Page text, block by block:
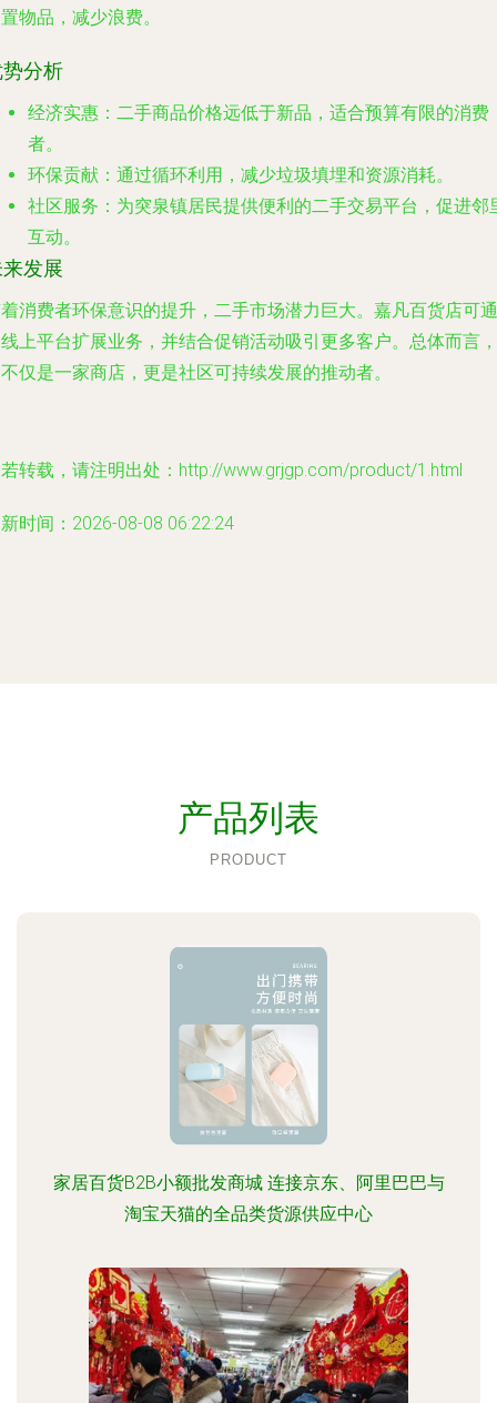
物品，减少浪费。
分析
经济实惠 ：二手商品价格远低于新品，适合预算有限的消费
者。
环保贡献 ：通过循环利用，减少垃圾填埋和资源消耗。
社区服务 ：为突泉镇居民提供便利的二手交易平台，促进邻
互动。
发展
消费者环保意识的提升，二手市场潜力巨大。嘉凡百货店可通
上平台扩展业务，并结合促销活动吸引更多客户。总体而言，
仅是一家商店，更是社区可持续发展的推动者。
转载，请注明出处：http://www.grjgp.com/product/1.html
时间：2026-08-08 06:22:24
产品列表
PRODUCT
家居百货B2B小额批发商城 连接京东、阿里巴巴与
淘宝天猫的全品类货源供应中心